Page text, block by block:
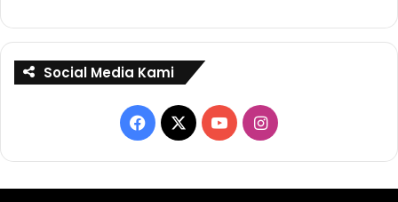
Social Media Kami
Facebook
X YouTubeInstagram